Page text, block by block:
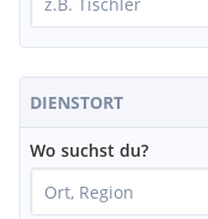
DIENSTORT
Wo suchst du?